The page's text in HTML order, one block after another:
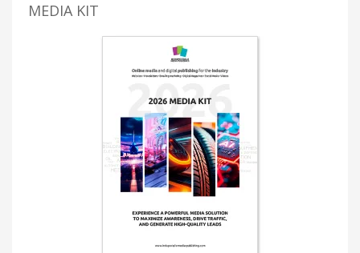
MEDIA KIT